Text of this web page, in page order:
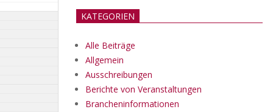
KATEGORIEN
Alle Beiträge
Allgemein
Ausschreibungen
Berichte von Veranstaltungen
Brancheninformationen